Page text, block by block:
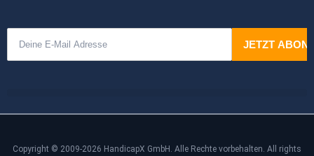
Copyright © 2009-2026 HandicapX GmbH. Alle Rechte vorbehalten. All rights